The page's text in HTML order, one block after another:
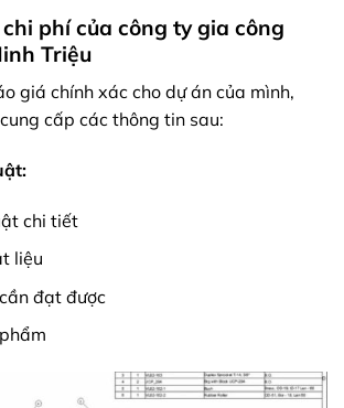
phí của công ty gia công
Triệu
giá chính xác cho dự án của mình,
cấp các thông tin sau:
chi tiết
liệu
đạt được